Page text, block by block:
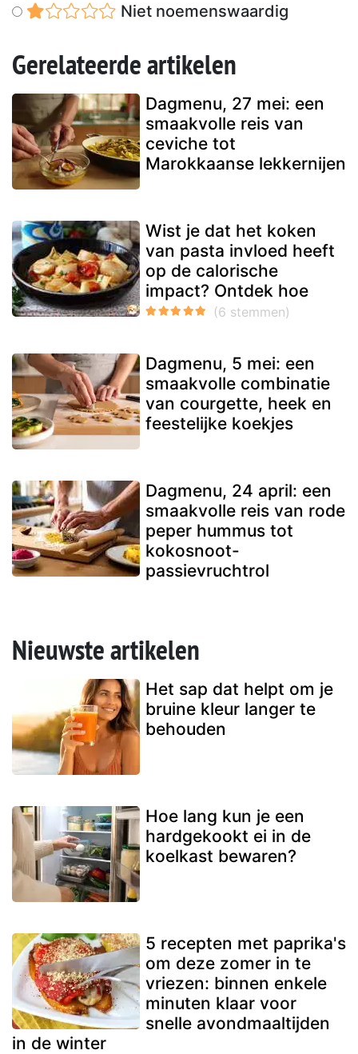
Niet noemenswaardig
Gerelateerde artikelen
Dagmenu, 27 mei: een
smaakvolle reis van
ceviche tot
Marokkaanse lekkernijen
Wist je dat het koken
van pasta invloed heeft
op de calorische
impact? Ontdek hoe
Dagmenu, 5 mei: een
smaakvolle combinatie
van courgette, heek en
feestelijke koekjes
Dagmenu, 24 april: een
smaakvolle reis van rode
peper hummus tot
kokosnoot-
passievruchtrol
Nieuwste artikelen
Het sap dat helpt om je
bruine kleur langer te
behouden
Hoe lang kun je een
hardgekookt ei in de
koelkast bewaren?
5 recepten met paprika's
om deze zomer in te
vriezen: binnen enkele
minuten klaar voor
snelle avondmaaltijden
in de winter